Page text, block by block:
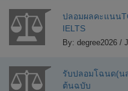
ปลอมผลคะแนน
IELTS
By: degree2026 /
รับปลอมโฉนด(น
ต้นฉบับ